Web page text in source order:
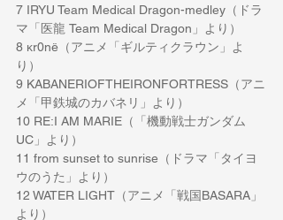
7 IRYU Team Medical Dragon-medley（ドラ
マ「医龍 Team Medical Dragon」より）
8 κr0nё（アニメ「ギルティクラウン」よ
り）
9 KABANERIOFTHEIRONFORTRESS（アニ
メ「甲鉄城のカバネリ」より）
10 RE:I AM MARIE（「機動戦士ガンダム
UC」より）
11 from sunset to sunrise（ドラマ「タイヨ
ウのうた」より）
12 WATER LIGHT（アニメ「戦国BASARA」
より）